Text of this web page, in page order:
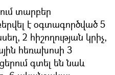
տարբեր
է օգտագործված 5
2 հիշողության կրիչ,
հեռախոսի 3
գտել են նաև